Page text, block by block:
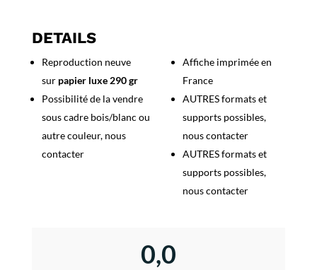
-
Español
DETAILS
Reproduction neuve
sur papier luxe 290 gr
Possibilité de la vendre
sous cadre bois/blanc ou
autre couleur, nous
contacter
Affiche imprimée en
France
AUTRES formats et
supports possibles,
nous contacter
AUTRES formats et
supports possibles,
nous contacter
0,0